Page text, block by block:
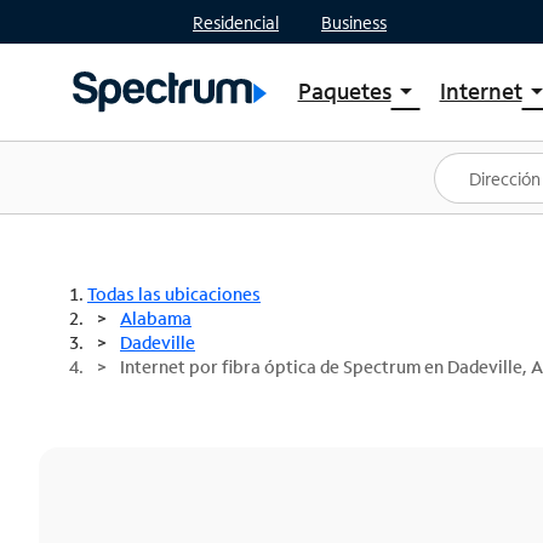
Residencial Business
Paquetesarrow_drop_down
Ver paquetes
Spectrum One
Mejores ofertas
Internetarrow_drop_down
Planes
Todas las ubicaciones
Alabama
Dadeville
Internet por fibra óptica de Spectrum en Dadeville,